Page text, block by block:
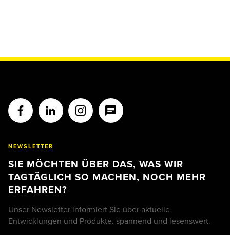
NEWSLETTER
SIE MÖCHTEN ÜBER DAS, WAS WIR
TAGTÄGLICH SO MACHEN, NOCH MEHR
ERFAHREN?
Unser Newsletter informiert Sie über aktuelle
Entwicklungen und Produkte. spannend und lesenswert.